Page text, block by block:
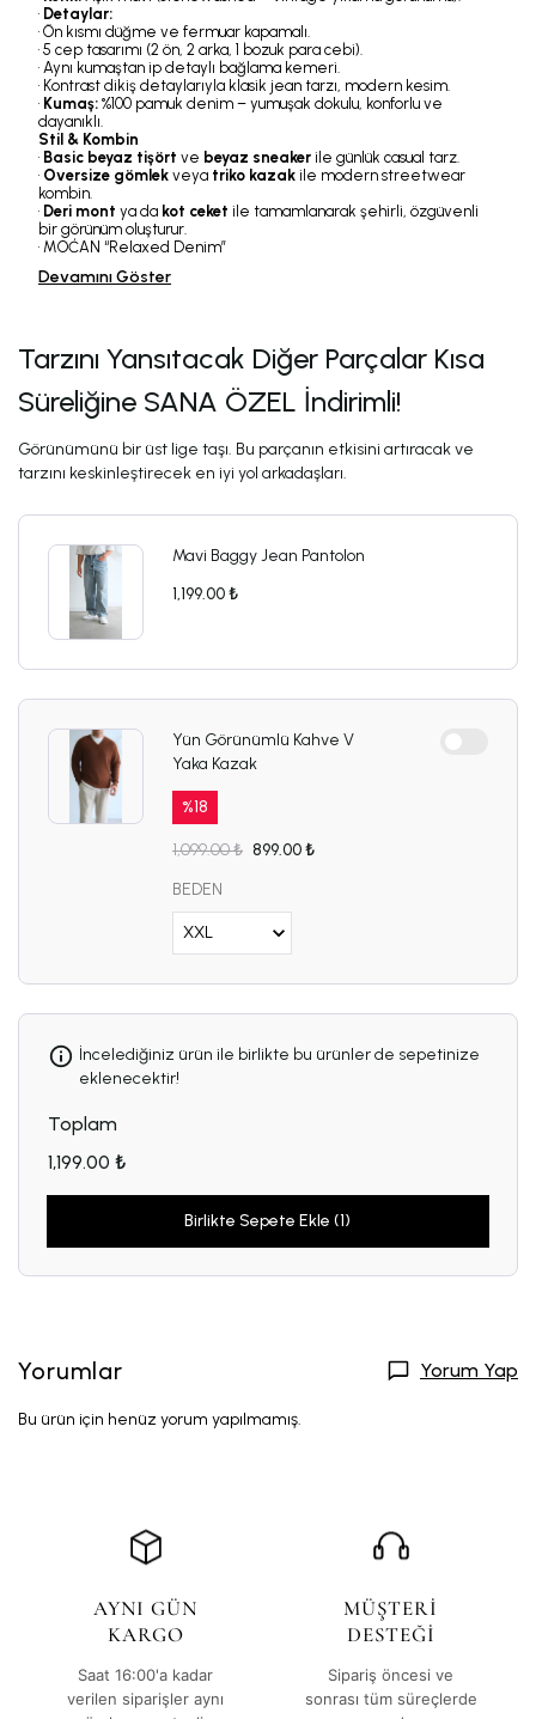
• Detaylar:
• Ön kısmı düğme ve fermuar kapamalı.
• 5 cep tasarımı (2 ön, 2 arka, 1 bozuk para cebi).
• Aynı kumaştan ip detaylı bağlama kemeri.
• Kontrast dikiş detaylarıyla klasik jean tarzı, modern kesim.
• Kumaş: %100 pamuk denim – yumuşak dokulu, konforlu ve
dayanıklı.
Stil & Kombin
• Basic beyaz tişört ve beyaz sneaker ile günlük casual tarz.
• Oversize gömlek veya triko kazak ile modern streetwear
kombin.
• Deri mont ya da kot ceket ile tamamlanarak şehirli, özgüvenli
bir görünüm oluşturur.
• MOĆAN “Relaxed Denim”
Devamını Göster
Tarzını Yansıtacak Diğer Parçalar Kısa
Süreliğine SANA ÖZEL İndirimli!
Görünümünü bir üst lige taşı. Bu parçanın etkisini artıracak ve
tarzını keskinleştirecek en iyi yol arkadaşları.
Mavi Baggy Jean Pantolon
1,199.00 ₺
Yün Görünümlü Kahve V
Yaka Kazak
%18
1,099.00 ₺ 899.00 ₺
BEDEN
İncelediğiniz ürün ile birlikte bu ürünler de sepetinize
eklenecektir!
Toplam
1,199.00 ₺
Birlikte Sepete Ekle (1)
Yorumlar Yorum Yap
Bu ürün için henüz yorum yapılmamış.
AYNI GÜN
KARGO
Saat 16:00'a kadar
verilen siparişler aynı
MÜŞTERİ
DESTEĞİ
Sipariş öncesi ve
sonrası tüm süreçlerde